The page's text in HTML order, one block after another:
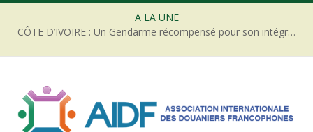
A LA UNE
CÔTE D’IVOIRE : Un Gendarme récompensé pour son intégrité face à une tentative de corruption